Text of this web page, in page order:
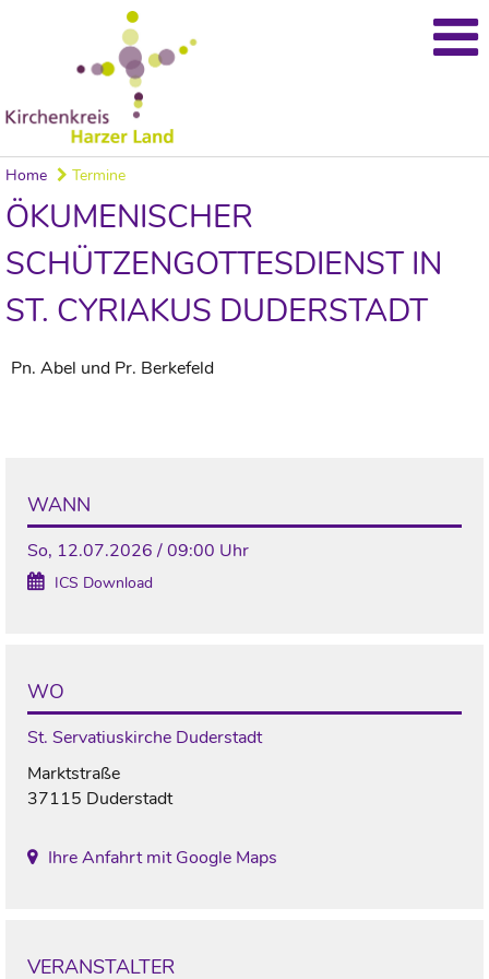
Home Termine
ÖKUMENISCHER
SCHÜTZENGOTTESDIENST IN
ST. CYRIAKUS DUDERSTADT
Pn. Abel und Pr. Berkefeld
WANN
So, 12.07.2026 / 09:00 Uhr
ICS Download
WO
St. Servatiuskirche Duderstadt
Marktstraße
37115 Duderstadt
Ihre Anfahrt mit Google Maps
VERANSTALTER